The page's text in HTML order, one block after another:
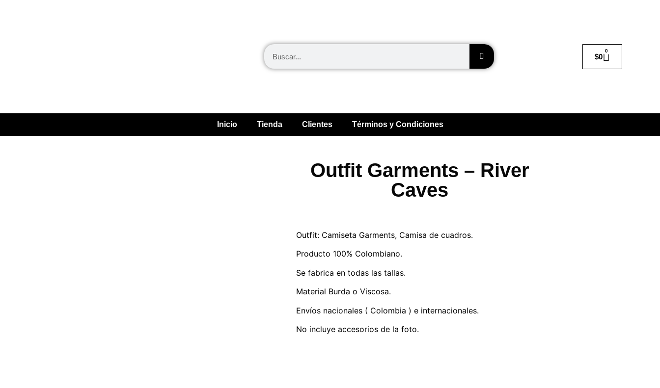
$0
0
Inicio Tienda Clientes Términos y Condiciones
Outfit Garments – River
Caves
Outfit: Camiseta Garments, Camisa de cuadros.
Producto 100% Colombiano.
Se fabrica en todas las tallas.
Material Burda o Viscosa.
Envíos nacionales ( Colombia ) e internacionales.
No incluye accesorios de la foto.